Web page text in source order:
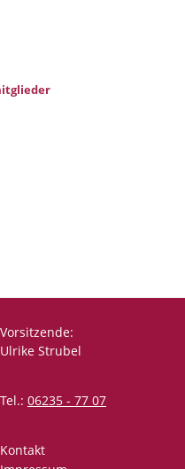
Vorsitzende:
Ulrike Strubel
Tel.: 06235 - 77 07
Kontakt